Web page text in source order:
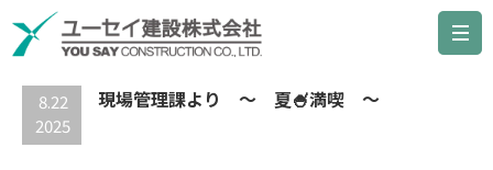
最新の記事
8.22
2025
現場管理課より ～ 夏🍧満喫 ～